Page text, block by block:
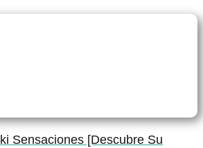
Sensaciones [Descubre Su